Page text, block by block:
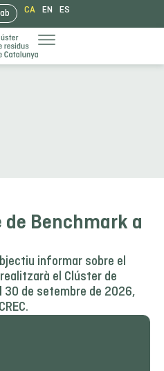
CA EN ES
de Benchmark a
informar sobre el
el Clúster de
30 de setembre de 2026,